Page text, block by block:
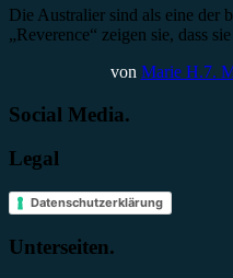
Die Australier sind als eine der
„Reverence“ zeigen sie, dass
von Marie H.7.
Social Media.
Legal
Datenschutzerklärung
Unterseiten.